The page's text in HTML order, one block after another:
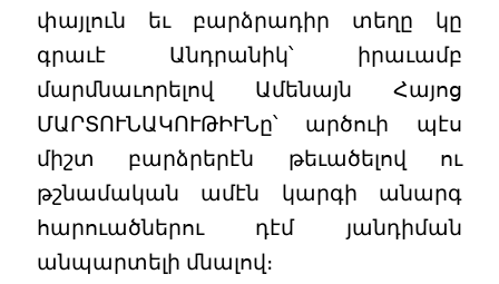
փայլուն եւ բարձրադիր տեղը կը
գրաւէ Անդրանիկ՝ իրաւամբ
մարմնաւորելով Ամենայն Հայոց
ՄԱՐՏՈՒՆԱԿՈՒԹԻՒՆը՝ արծուի պէս
միշտ բարձրերէն թեւածելով ու
թշնամական ամէն կարգի անարգ
հարուածներու դէմ յանդիման
անպարտելի մնալով։